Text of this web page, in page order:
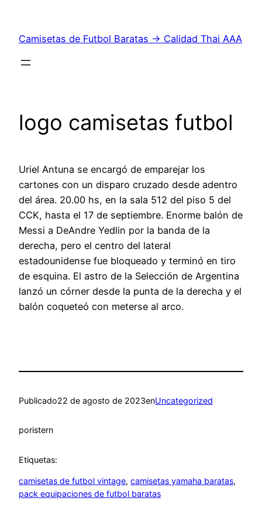
contenido
Camisetas de Futbol Baratas → Calidad Thai AAA
logo camisetas futbol
Uriel Antuna se encargó de emparejar los
cartones con un disparo cruzado desde adentro
del área. 20.00 hs, en la sala 512 del piso 5 del
CCK, hasta el 17 de septiembre. Enorme balón de
Messi a DeAndre Yedlin por la banda de la
derecha, pero el centro del lateral
estadounidense fue bloqueado y terminó en tiro
de esquina. El astro de la Selección de Argentina
lanzó un córner desde la punta de la derecha y el
balón coqueteó con meterse al arco.
Publicado22 de agosto de 2023enUncategorized
poristern
Etiquetas:
camisetas de futbol vintage, camisetas yamaha baratas
pack equipaciones de futbol baratas